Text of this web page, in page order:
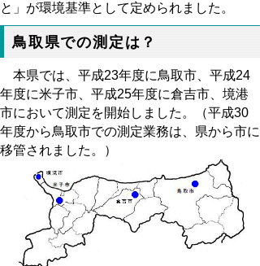
と」が環境基準として定められました。
鳥取県での測定は？
本県では、平成23年度に鳥取市、平成24
年度に米子市、平成25年度に倉吉市、境港
市において測定を開始しました。（平成30
年度から鳥取市での測定業務は、県から市に
移管されました。）